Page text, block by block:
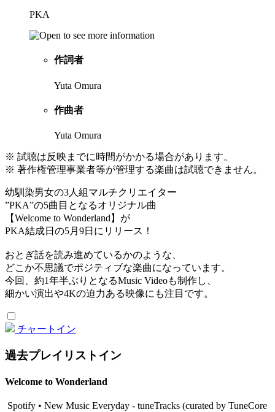
PKA
作詞者
Yuta Omura
作曲者
Yuta Omura
※ 試聴は反映までに時間がかかる場合があります。
※ 著作権管理事業者等が管理する楽曲は試聴できません。
幼馴染男女の3人組マルチクリエイター
”PKA”の5曲目となるオリジナル曲
【Welcome to Wonderland】が
PKA結成日の5月9日にリリース！
おとぎ話を読み進めているかのような、
どこか不思議でポジティブな楽曲になっています。
今回、約1年半ぶりとなるMusic Videoも制作し、
細かい演出や4Kの迫力ある映像にも注目です。
チャートイン
過去プレイリストイン
Welcome to Wonderland
Spotify • New Music Everyday - tuneTracks (curated by TuneCore